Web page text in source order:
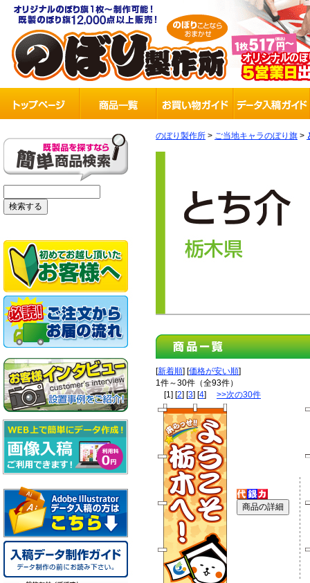
のぼり製作所 > ご当地キャラのぼり旗 >
[新着順] [価格が安い順]
1件～30件（全93件）
[1] [2] [3] [4] >>次の30件